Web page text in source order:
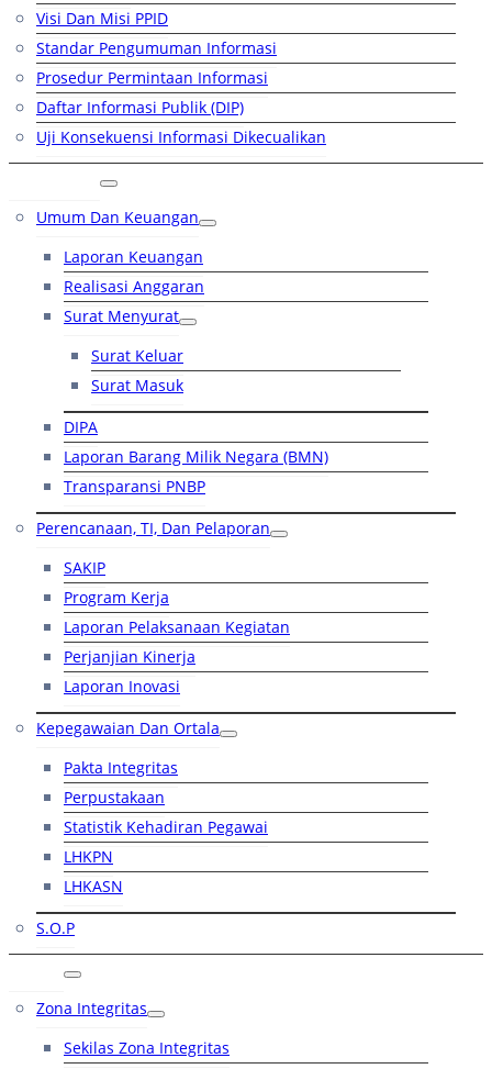
Visi Dan Misi PPID
Standar Pengumuman Informasi
Prosedur Permintaan Informasi
Daftar Informasi Publik (DIP)
Uji Konsekuensi Informasi Dikecualikan
Umum Dan Keuangan
Laporan Keuangan
Realisasi Anggaran
Surat Menyurat
Surat Keluar
Surat Masuk
DIPA
Laporan Barang Milik Negara (BMN)
Transparansi PNBP
Perencanaan, TI, Dan Pelaporan
SAKIP
Program Kerja
Laporan Pelaksanaan Kegiatan
Perjanjian Kinerja
Laporan Inovasi
Kepegawaian Dan Ortala
Pakta Integritas
Perpustakaan
Statistik Kehadiran Pegawai
LHKPN
LHKASN
S.O.P
Zona Integritas
Sekilas Zona Integritas